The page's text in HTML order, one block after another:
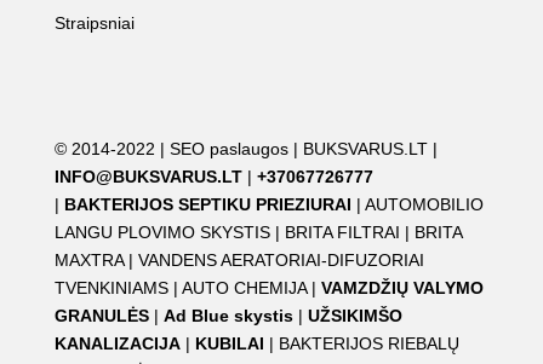
Straipsniai
© 2014-2022 | SEO paslaugos| BUKSVARUS.LT|
INFO@BUKSVARUS.LT| +37067726777
| BAKTERIJOS SEPTIKU PRIEZIURAI | AUTOMOBILIO
LANGU PLOVIMO SKYSTIS| BRITA FILTRAI | BRITA
MAXTRA| VANDENS AERATORIAI-DIFUZORIAI
TVENKINIAMS| AUTO CHEMIJA | VAMZDŽIŲ VALYMO
GRANULĖS| Ad Blue skystis| UŽSIKIMŠO
KANALIZACIJA| KUBILAI | BAKTERIJOS RIEBALŲ